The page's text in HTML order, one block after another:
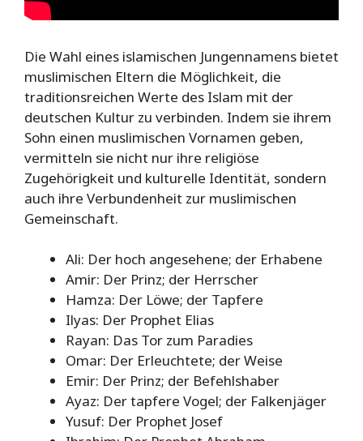
Die Wahl eines islamischen Jungennamens bietet
muslimischen Eltern die Möglichkeit, die
traditionsreichen Werte des Islam mit der
deutschen Kultur zu verbinden. Indem sie ihrem
Sohn einen muslimischen Vornamen geben,
vermitteln sie nicht nur ihre religiöse
Zugehörigkeit und kulturelle Identität, sondern
auch ihre Verbundenheit zur muslimischen
Gemeinschaft.
Ali: Der hoch angesehene; der Erhabene
Amir: Der Prinz; der Herrscher
Hamza: Der Löwe; der Tapfere
Ilyas: Der Prophet Elias
Rayan: Das Tor zum Paradies
Omar: Der Erleuchtete; der Weise
Emir: Der Prinz; der Befehlshaber
Ayaz: Der tapfere Vogel; der Falkenjäger
Yusuf: Der Prophet Josef